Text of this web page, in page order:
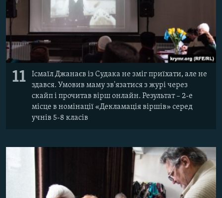
11
Ісмаїл Джанаєв із Судака не зміг приїхати, але не
здався. Умовив маму зв'язатися з журі через
скайп і прочитав вірш онлайн. Результат – 2-е
місце в номінації «Декламація віршів» серед
учнів 5-8 класів